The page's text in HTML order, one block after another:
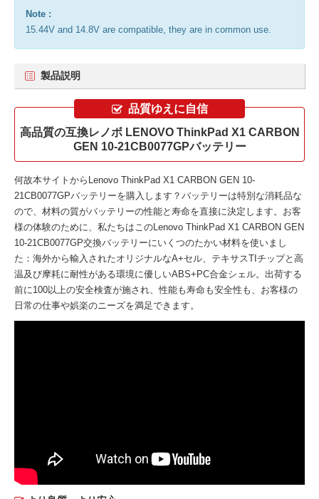
Note :
15.44V and 14.8V are compatible, they are in common use.
製品説明
品質ゆえに自信
高品質の互換レノボ LENOVO ThinkPad X1 CARBON
GEN 10-21CB0077GPバッテリー
何故本サイトから Lenovo ThinkPad X1 CARBON GEN 10-
21CB0077GPバッテリーを購入します？バッテリーは特別な消耗品な
ので、材料の質がバッテリーの性能と寿命を直接に決定します。お客
様の体験のために、私たちはこのLenovo ThinkPad X1 CARBON GEN
10-21CB0077GP交換バッテリーにいくつのたかい材料を使いまし
た：海外から輸入されたオリジナルなA+セル、テキサスTIチップと高
温及び摩耗に耐性がある環境に優しいABS+PC合金シェル。出荷する
前に100以上の安全検査が施され、性能も寿命も安全性も、お客様の
日常の仕事や娯楽のニーズを満足できます。